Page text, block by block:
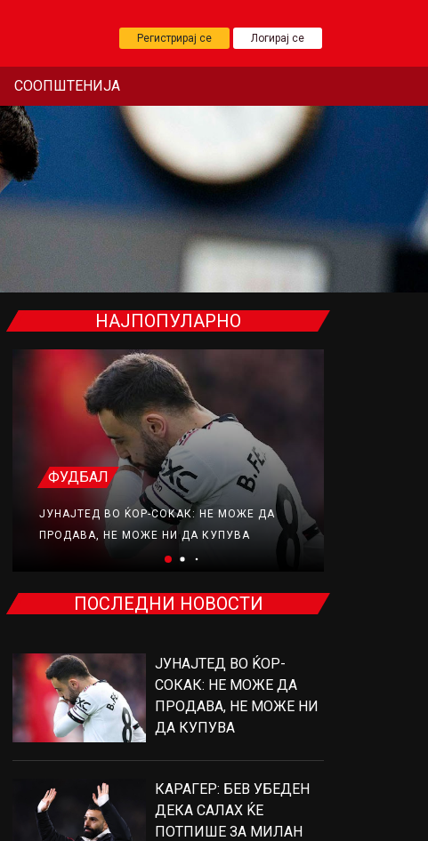
Регистрирај се Логирај се
СООПШТЕНИЈА
НАЈПОПУЛАРНО
ФУДБАЛ
ЈУНАЈТЕД ВО ЌОР-СОКАК: НЕ МОЖЕ ДА
ПРОДАВА, НЕ МОЖЕ НИ ДА КУПУВА
ПОСЛЕДНИ НОВОСТИ
ЈУНАЈТЕД ВО ЌОР-
СОКАК: НЕ МОЖЕ ДА
ПРОДАВА, НЕ МОЖЕ НИ
ДА КУПУВА
КАРАГЕР: БЕВ УБЕДЕН
ДЕКА САЛАХ ЌЕ
ПОТПИШЕ ЗА МИЛАН